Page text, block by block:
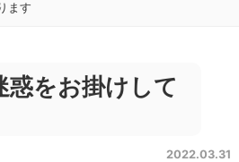
ます
惑をお掛けして
2022.03.31